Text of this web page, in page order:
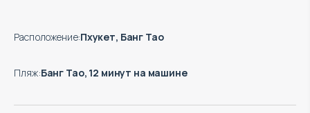
Расположение:Пхукет, Банг Тао
Пляж:Банг Тао, 12 минут на машине